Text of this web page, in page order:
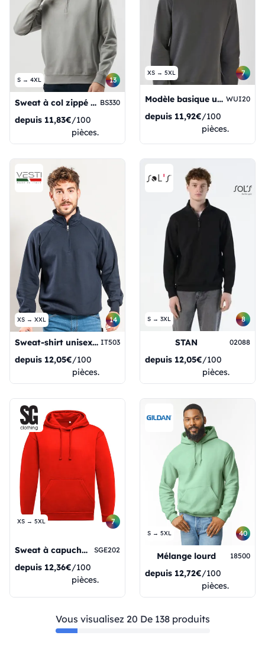
S → 4XL 13
Sweat à col zippé raglan BS330
depuis 11,83€/100
pièces.
XS → 5XL 7
Modèle basique unisexe ID002 WUI20
depuis 11,92€/100
pièces.
XS → XXL 14
Sweat-shirt unisexe à col zippé 70 % coton / 30 % polyester 280 g/m² Noir XS IT503
depuis 12,05€/100
pièces.
S → 3XL 8
STAN 02088
depuis 12,05€/100
pièces.
XS → 5XL 7
Sweat à capuche unisexe SGE202
depuis 12,36€/100
pièces.
S → 5XL 40
Mélange lourd 18500
depuis 12,72€/100
pièces.
Vous visualisez 20 De 138 produits